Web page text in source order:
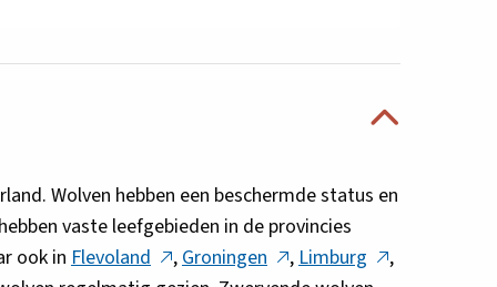
Wolven hebben een beschermde status en
vaste leefgebieden in de provincies
ook inFlevolandDeze
,GroningenDeze
,LimburgDeze,